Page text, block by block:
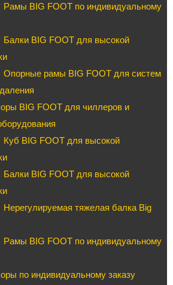
Рамы BIG FOOT по индивидуальному
Балки BIG FOOT для высокой
Опорные рамы BIG FOOT для систем
BIG FOOT для чиллеров и
Куб BIG FOOT для высокой
Балки BIG FOOT для высокой
Нерегулируемая тяжелая балка Big
Рамы BIG FOOT по индивидуальному
по индивидуальному заказу